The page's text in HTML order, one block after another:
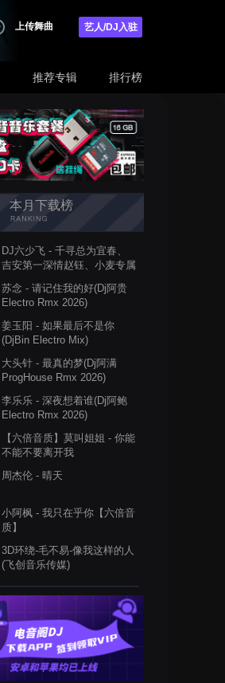
上传舞曲 艺人/DJ入驻
推荐专辑 排行榜
本月下载榜
DJ六少飞 - 千寻总为宜春、
吉安第一深情赵钰、小麦专属
苏念 - 请记住我的好(Dj阿贵
Electro Rmx 2026)
姜玉阳 - 如果最后不是你
(DjBin Electro Mix)
大头针 - 最真的梦(Dj阿满
ProgHouse Rmx 2026)
李乐乐 - 深夜想着谁(Dj阿鲍
Electro Rmx 2026)
【六倍音质】莫叫姐姐 - 你能
不能不要离开我
周杰伦 - 晴天
小阿枫 - 我只在乎你【六倍音
质】
3D环绕-毛不易-像我这样的人
(飞创音乐传媒)